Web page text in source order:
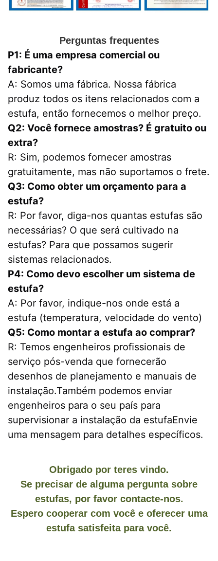
Perguntas frequentes
P1: É uma empresa comercial ou
fabricante?
A: Somos uma fábrica. Nossa fábrica
produz todos os itens relacionados com a
estufa, então fornecemos o melhor preço.
Q2: Você fornece amostras? É gratuito ou
extra?
R: Sim, podemos fornecer amostras
gratuitamente, mas não suportamos o frete.
Q3: Como obter um orçamento para a
estufa?
R: Por favor, diga-nos quantas estufas são
necessárias? O que será cultivado na
estufas? Para que possamos sugerir
sistemas relacionados.
P4: Como devo escolher um sistema de
estufa?
A: Por favor, indique-nos onde está a
estufa (temperatura, velocidade do vento)
Q5: Como montar a estufa ao comprar?
R: Temos engenheiros profissionais de
serviço pós-venda que fornecerão
desenhos de planejamento e manuais de
instalação.Também podemos enviar
engenheiros para o seu país para
supervisionar a instalação da estufaEnvie
uma mensagem para detalhes específicos.
Obrigado por teres vindo.
Se precisar de alguma pergunta sobre
estufas, por favor contacte-nos.
Espero cooperar com você e oferecer uma
estufa satisfeita para você.